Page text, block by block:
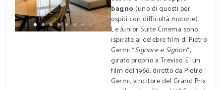
bagno (uno di questi per
ospiti con difficoltà motorie).
Le Junior Suite Cinema sono
ispirate al celebre film di Pietro
Germi “Signore e Signori“,
girato proprio a Treviso. E’ un
film del 1966, diretto da Pietro
Germi, vincitore del Grand Prix